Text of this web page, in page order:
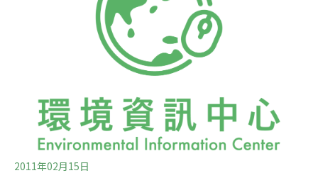
瞳孔不斷調整大小以適應林下明暗變化，若眼睛是台精密
的相機，忽明忽暗的光線讓眼內「測光值」不斷改變，每
眨一次眼，就像啟閉相機的快門簾幕，大腦沒有記憶卡的
容量限制，卻有「記憶」遺失的危機。遊客如織的神木區
並非良好觀察昆蟲處（若能刪除遊客就好了），眾人神色
角落的祕密，
2011年02月15日